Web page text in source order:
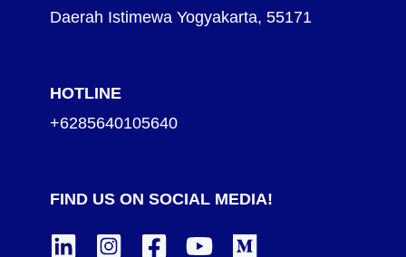
Daerah Istimewa Yogyakarta, 55171
HOTLINE
+6285640105640
FIND US ON SOCIAL MEDIA!